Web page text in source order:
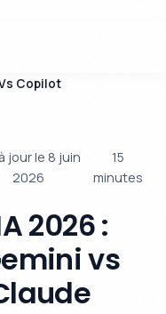
Copilot
jour le 8 juin
2026
15
minutes
2026 :
vs